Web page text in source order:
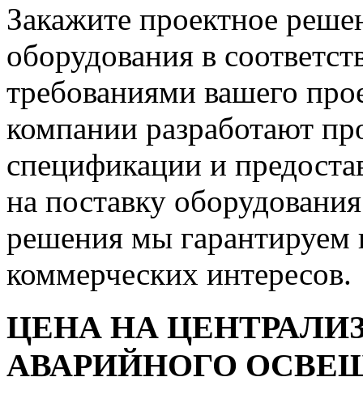
Закажите проектное
оборудования в
требованиями вашего
компании разработают
спецификации и
на поставку
решения мы
коммерческих интересов.
ЦЕНА НА
АВАРИЙНОГО